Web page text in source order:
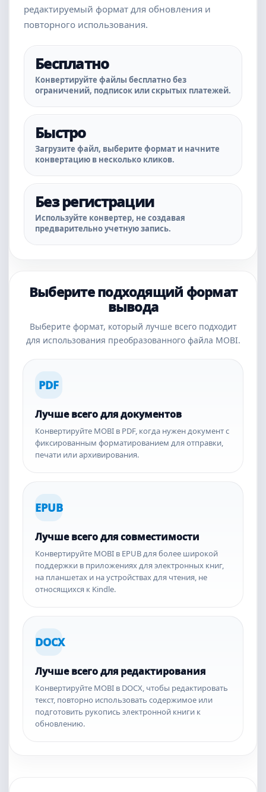
редактируемый формат для обновления и
повторного использования.
Бесплатно
Конвертируйте файлы бесплатно без
ограничений, подписок или скрытых платежей.
Быстро
Загрузите файл, выберите формат и начните
конвертацию в несколько кликов.
Без регистрации
Используйте конвертер, не создавая
предварительно учетную запись.
Выберите подходящий формат
вывода
Выберите формат, который лучше всего подходит
для использования преобразованного файла MOBI.
PDF
Лучше всего для документов
Конвертируйте MOBI в PDF, когда нужен документ с
фиксированным форматированием для отправки,
печати или архивирования.
EPUB
Лучше всего для совместимости
Конвертируйте MOBI в EPUB для более широкой
поддержки в приложениях для электронных книг,
на планшетах и на устройствах для чтения, не
относящихся к Kindle.
DOCX
Лучше всего для редактирования
Конвертируйте MOBI в DOCX, чтобы редактировать
текст, повторно использовать содержимое или
подготовить рукопись электронной книги к
обновлению.